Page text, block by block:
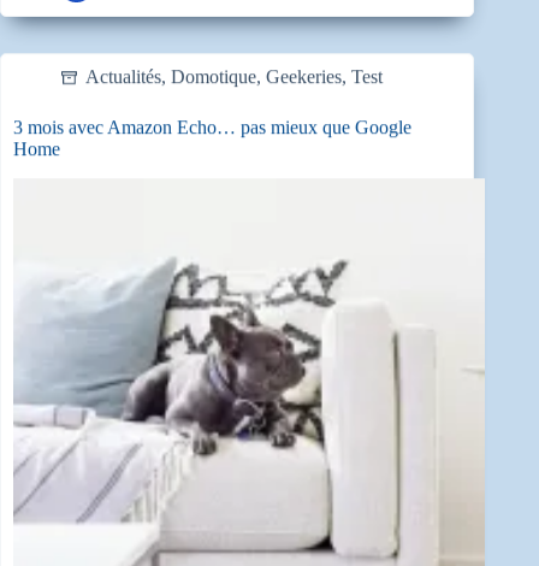
Actualités, Domotique, Geekeries, Test
3 mois avec Amazon Echo… pas mieux que Google
Home